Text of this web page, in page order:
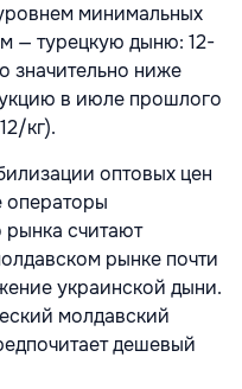
минимальных
— турецкую дыню: 12-
значительно ниже
в июле прошлого
кг).
оптовых цен
считают
рынке почти
украинской дыни.
молдавский
дешевый